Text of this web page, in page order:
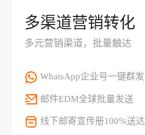
多渠道营销转化
多元营销渠道，批量触达
WhatsApp企业号一键群发
邮件EDM全球批量发送
线下邮寄宣传册100%送达